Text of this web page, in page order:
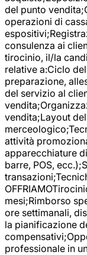
del punto
operazioni di
consulenza ai
tirocinio, il/la
relative a:Ciclo
preparazione,
del servizio al
vendita;Layout
attività
apparecchiature
barre, POS,
mesi;Rimborso
ore settimanali,
la pianificazione
professionale in